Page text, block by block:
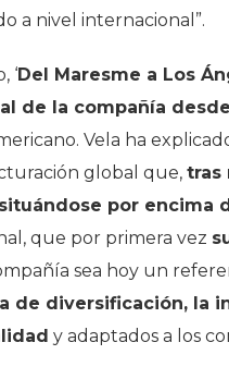
a nivel internacional”.
‘Del Maresme a Los
de la compañía
Vela ha
global que, tras
por encima
que por primera vez
sea hoy un
de diversificación, la
y adaptados a los